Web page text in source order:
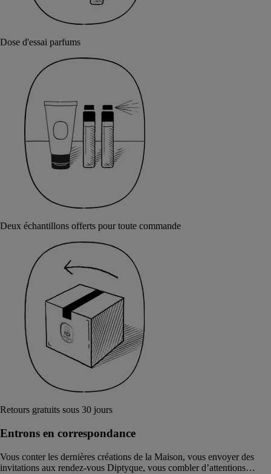
Dose d'essai parfums
Deux échantillons offerts pour toute commande
Retours gratuits sous 30 jours
Entrons en correspondance​
Vous conter les dernières créations de la Maison, vous envoyer des
invitations aux rendez-vous Diptyque, vous combler d’attentions…